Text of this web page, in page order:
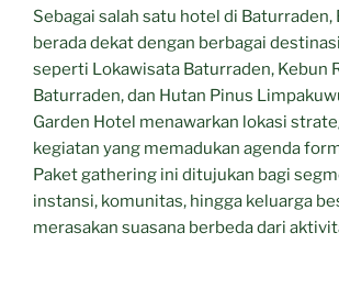
Sebagai salah satu hotel di Baturraden,
berada dekat dengan berbagai
seperti Lokawisata Baturraden, Kebun
Baturraden, dan Hutan Pinus
Garden Hotel menawarkan lokasi
kegiatan yang memadukan agenda
Paket gathering ini ditujukan bagi
instansi, komunitas, hingga keluarga
merasakan suasana berbeda dari